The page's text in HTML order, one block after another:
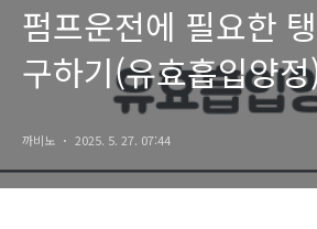
펌프운전에 필요한
구하기(유효흡입양
까비노 2025. 5. 27. 07:44